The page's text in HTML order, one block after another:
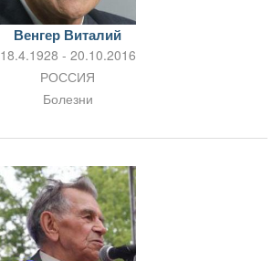
Венгер Виталий
18.4.1928 - 20.10.2016
РОССИЯ
Болезни